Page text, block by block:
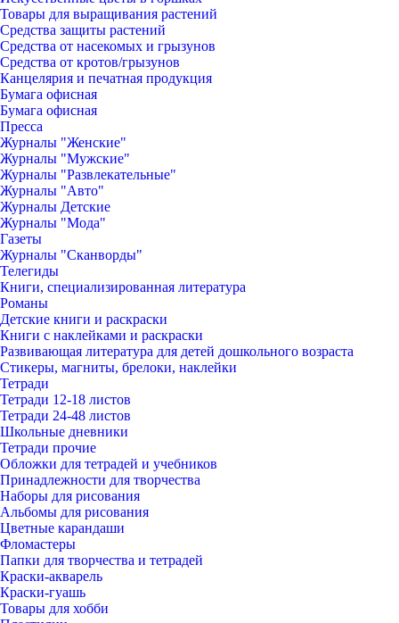
Товары для выращивания растений
Средства защиты растений
Средства от насекомых и грызунов
Средства от кротов/грызунов
Канцелярия и печатная продукция
Бумага офисная
Бумага офисная
Пресса
Журналы "Женские"
Журналы "Мужские"
Журналы "Развлекательные"
Журналы "Авто"
Журналы Детские
Журналы "Мода"
Газеты
Журналы "Сканворды"
Телегиды
Книги, специализированная литература
Романы
Детские книги и раскраски
Книги с наклейками и раскраски
Развивающая литература для детей дошкольного возраста
Стикеры, магниты, брелоки, наклейки
Тетради
Тетради 12-18 листов
Тетради 24-48 листов
Школьные дневники
Тетради прочие
Обложки для тетрадей и учебников
Принадлежности для творчества
Наборы для рисования
Альбомы для рисования
Цветные карандаши
Фломастеры
Папки для творчества и тетрадей
Краски-акварель
Краски-гуашь
Товары для хобби